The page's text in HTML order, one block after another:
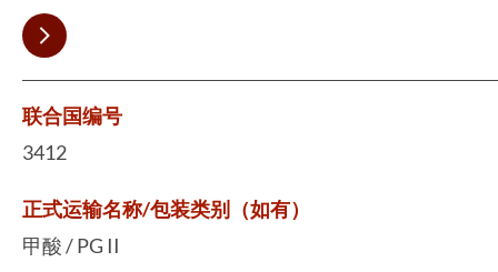
联合国编号
3412
正式运输名称/包装类别（如有）
甲酸 / PG II